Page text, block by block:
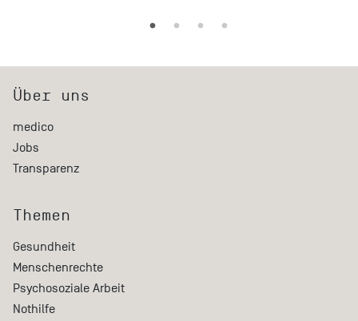
Über uns
medico
Jobs
Transparenz
Themen
Gesundheit
Menschenrechte
Psychosoziale Arbeit
Nothilfe